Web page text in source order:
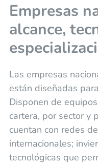
Empresas
alcance,
Las empresas
están diseñadas
Disponen de
cartera, por sector y
cuentan con redes
internacionales;
tecnológicas que